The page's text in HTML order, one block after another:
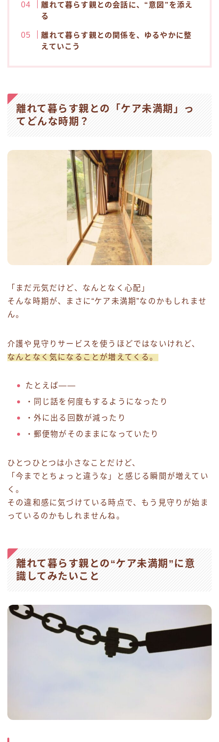
離れて暮らす親との会話に、“意図”を添え
る
離れて暮らす親との関係を、ゆるやかに整
えていこう
離れて暮らす親との「ケア未満期」っ
てどんな時期？
「まだ元気だけど、なんとなく心配」
そんな時期が、まさに“ケア未満期”なのかもしれませ
ん。
介護や見守りサービスを使うほどではないけれど、
なんとなく気になることが増えてくる。
たとえば——
・同じ話を何度もするようになったり
・外に出る回数が減ったり
・郵便物がそのままになっていたり
ひとつひとつは小さなことだけど、
「今までとちょっと違うな」と感じる瞬間が増えてい
く。
その違和感に気づけている時点で、もう見守りが始ま
っているのかもしれませんね。
離れて暮らす親との“ケア未満期”に意
識してみたいこと